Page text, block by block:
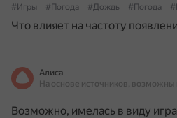
#Игры
#Погода #Дождь #Погода
Что влияет на частоту
Алиса
Возможно, имелась в виду